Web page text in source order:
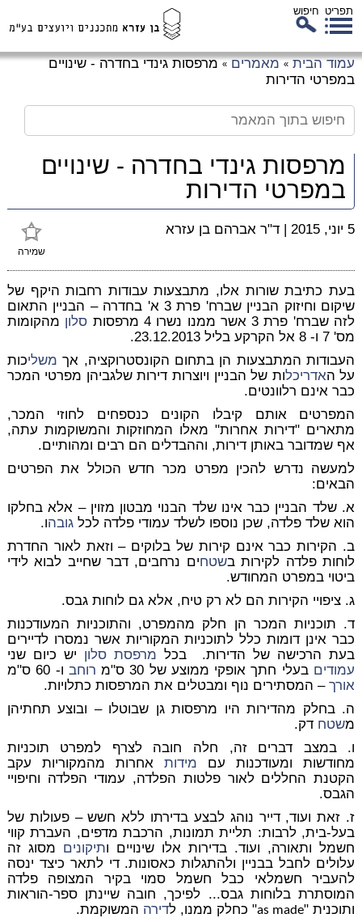
תפריט חיפוש
עמוד הבית » מאמרים » מרפסות גינדי בחדרה - שינויים
במפרטי הדירות
מרפסות גינדי בחדרה - שינויים
במפרטי הדירות
שמירה
5 יוני, 2015 | ד"ר אברהם בן עזרא
בעת כתיבת שורות אלו, מתבצעות עבודות רחבות היקף של
שיקום וחיזוק הבניין שברח' פרת 3 א' בחדרה – הבניין התאום
לזה שברח' פרת 3 אשר ממנו נשרו 4 מרפסות
סלון מהקומות
מס' 7 ו- 8 אל הקרקע בליל 23.12.2013.
העבודות המתבצעות הן בתחום הקונסטרוקציה, אך משליכות
על האדריכלות של הבניין ויוצרות דירות שלגביהן מפרטי המכר
כבר אינם רלוונטים.
המפרטים אותם קיבלו הקונים כנספחים לחוזי המכר,
מתארים "דירות אחרות" מאלו המחוזקות והמשוקמות עתה,
אף שמדובר באותן דירות, וההבדלים הם רבים ומהותיים.
למעשה נדרש להכין מפרט מכר חדש הכולל את הפרטים
הבאים:
א. שלד הבניין כבר אינו שלד הבנוי מבטון מזוין – אלא בחלקו
הוא שלד פלדה, שכן נוספו לשלד עמודי פלדה לכל גובהו.
ב. הקירות כבר אינם קירות של בלוקים – וזאת לאור החדרת
לוחות פלדה לקירות בשטחים נרחבים, דבר שחייב לבוא לידי
ביטוי במפרט המחודש.
ג. ציפויי הקירות הם לא רק טיח, אלא גם לוחות גבס.
ד. תוכניות המכר הן חלק מהמפרט, והתוכניות המעודכנות
כבר אינן דומות כלל לתוכניות המקוריות אשר נמסרו לדיירים
בעת הרכישה של הדירות. בכל מרפסת סלון יש כיום שני
עמודים בעלי חתך אופקי ממוצע של 30 ס"מ רוחב ו- 60 ס"מ
אורך– המסתירים נוף ומבטלים את המרפסות כתלויות.
ה. בחלק מהדירות היו מרפסות גן שבוטלו – ובוצע תחתיהן
משטח דק.
ו. במצב דברים זה, חלה חובה לצרף למפרט תוכניות
מחודשות ומעודכנות עם מידות אחרות מהמקוריות עקב
הקטנת החללים לאור פלטות הפלדה, עמודי הפלדה וחיפויי
הגבס.
ז. זאת ועוד, דייר נוהג לבצע בדירתו ללא חשש – פעולות של
בעל-בית, לרבות: תליית תמונות, הרכבת מדפים, העברת קווי
חשמל ותאורה, ועוד. בדירות אלו שינויים ותיקונים מסוג זה
עלולים לחבל בבניין ולהתגלות כאסונות. די לתאר כיצד ינסה
להעביר חשמלאי כבל חשמל סמוי בקיר המצופה פלדה
המוסתרת בלוחות גבס... לפיכך, חובה שיינתן ספר-הוראות
ותוכנית "as made" כחלק ממנו, לדירה המשוקמת.